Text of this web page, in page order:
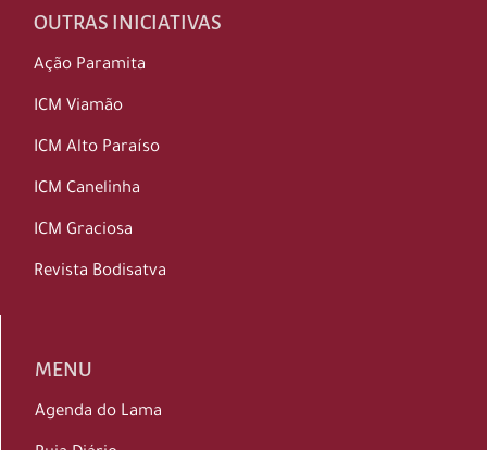
OUTRAS INICIATIVAS
Ação Paramita
ICM Viamão
ICM Alto Paraíso
ICM Canelinha
ICM Graciosa
Revista Bodisatva
MENU
Agenda do Lama